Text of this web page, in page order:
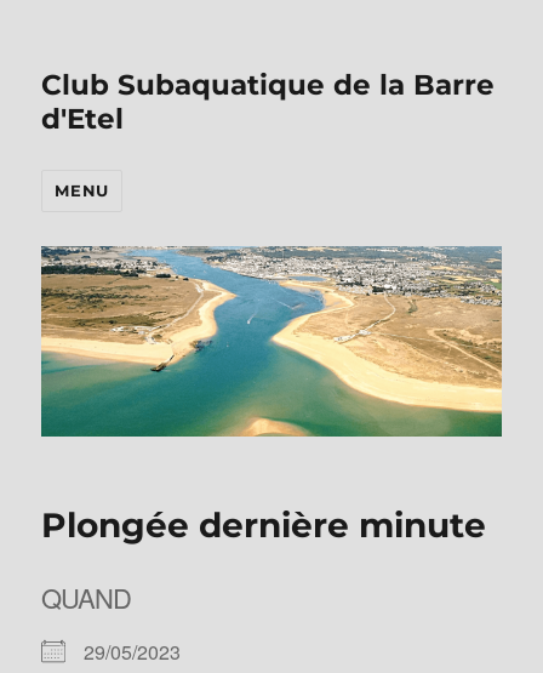
Club Subaquatique de la Barre
d'Etel
MENU
Plongée dernière minute
QUAND
29/05/2023